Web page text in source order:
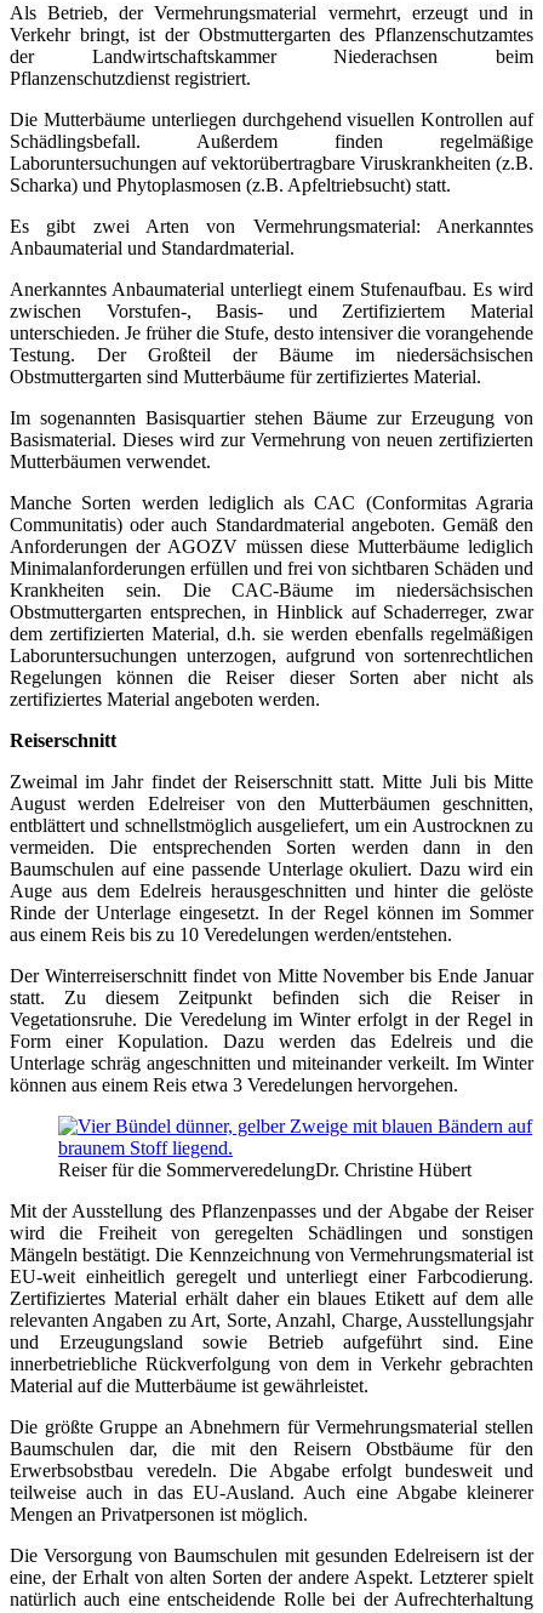
Als Betrieb, der Vermehrungsmaterial vermehrt, erzeugt und in
Verkehr bringt, ist der Obstmuttergarten des Pflanzenschutzamtes
der Landwirtschaftskammer Niederachsen beim
Pflanzenschutzdienst registriert.
Die Mutterbäume unterliegen durchgehend visuellen Kontrollen auf
Schädlingsbefall. Außerdem finden regelmäßige
Laboruntersuchungen auf vektorübertragbare Viruskrankheiten (z.B.
Scharka) und Phytoplasmosen (z.B. Apfeltriebsucht) statt.
Es gibt zwei Arten von Vermehrungsmaterial: Anerkanntes
Anbaumaterial und Standardmaterial.
Anerkanntes Anbaumaterial unterliegt einem Stufenaufbau. Es wird
zwischen Vorstufen-, Basis- und Zertifiziertem Material
unterschieden. Je früher die Stufe, desto intensiver die vorangehende
Testung. Der Großteil der Bäume im niedersächsischen
Obstmuttergarten sind Mutterbäume für zertifiziertes Material.
Im sogenannten Basisquartier stehen Bäume zur Erzeugung von
Basismaterial. Dieses wird zur Vermehrung von neuen zertifizierten
Mutterbäumen verwendet.
Manche Sorten werden lediglich als CAC (Conformitas Agraria
Communitatis) oder auch Standardmaterial angeboten. Gemäß den
Anforderungen der AGOZV müssen diese Mutterbäume lediglich
Minimalanforderungen erfüllen und frei von sichtbaren Schäden und
Krankheiten sein. Die CAC-Bäume im niedersächsischen
Obstmuttergarten entsprechen, in Hinblick auf Schaderreger, zwar
dem zertifizierten Material, d.h. sie werden ebenfalls regelmäßigen
Laboruntersuchungen unterzogen, aufgrund von sortenrechtlichen
Regelungen können die Reiser dieser Sorten aber nicht als
zertifiziertes Material angeboten werden.
Reiserschnitt
Zweimal im Jahr findet der Reiserschnitt statt. Mitte Juli bis Mitte
August werden Edelreiser von den Mutterbäumen geschnitten,
entblättert und schnellstmöglich ausgeliefert, um ein Austrocknen zu
vermeiden. Die entsprechenden Sorten werden dann in den
Baumschulen auf eine passende Unterlage okuliert. Dazu wird ein
Auge aus dem Edelreis herausgeschnitten und hinter die gelöste
Rinde der Unterlage eingesetzt. In der Regel können im Sommer
aus einem Reis bis zu 10 Veredelungen werden/entstehen.
Der Winterreiserschnitt findet von Mitte November bis Ende Januar
statt. Zu diesem Zeitpunkt befinden sich die Reiser in
Vegetationsruhe. Die Veredelung im Winter erfolgt in der Regel in
Form einer Kopulation. Dazu werden das Edelreis und die
Unterlage schräg angeschnitten und miteinander verkeilt. Im Winter
können aus einem Reis etwa 3 Veredelungen hervorgehen.
Reiser für die SommerveredelungDr. Christine Hübert
Mit der Ausstellung des Pflanzenpasses und der Abgabe der Reiser
wird die Freiheit von geregelten Schädlingen und sonstigen
Mängeln bestätigt. Die Kennzeichnung von Vermehrungsmaterial ist
EU-weit einheitlich geregelt und unterliegt einer Farbcodierung.
Zertifiziertes Material erhält daher ein blaues Etikett auf dem alle
relevanten Angaben zu Art, Sorte, Anzahl, Charge, Ausstellungsjahr
und Erzeugungsland sowie Betrieb aufgeführt sind. Eine
innerbetriebliche Rückverfolgung von dem in Verkehr gebrachten
Material auf die Mutterbäume ist gewährleistet.
Die größte Gruppe an Abnehmern für Vermehrungsmaterial stellen
Baumschulen dar, die mit den Reisern Obstbäume für den
Erwerbsobstbau veredeln. Die Abgabe erfolgt bundesweit und
teilweise auch in das EU-Ausland. Auch eine Abgabe kleinerer
Mengen an Privatpersonen ist möglich.
Die Versorgung von Baumschulen mit gesunden Edelreisern ist der
eine, der Erhalt von alten Sorten der andere Aspekt. Letzterer spielt
natürlich auch eine entscheidende Rolle bei der Aufrechterhaltung